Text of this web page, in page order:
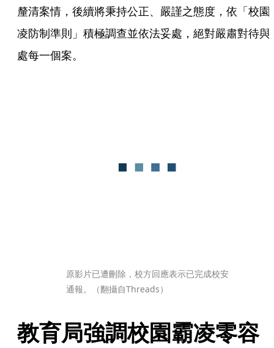
釐清案情，後續將秉持公正、嚴謹之態度，依「校園
凌防制準則」積極調查並依法妥處，絕對嚴肅對待與
處每一個案。
原影片已遭刪除，校方回應表示已完成校安
通報。（翻攝自Threads）
教育局強調校園霸凌零容